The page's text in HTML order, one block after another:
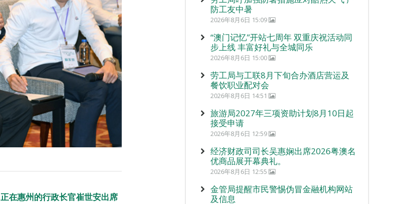
正在惠州的行政长官崔世安出席
防工友中暑
2026年8月6日 15:09
“澳门记忆”开站七周年 双重庆祝活动同
步上线 丰富好礼与全城同乐
2026年8月6日 15:00
劳工局与工联8月下旬合办酒店营运及
餐饮职业配对会
2026年8月6日 14:51
旅游局2027年三项资助计划8月10日起
接受申请
2026年8月6日 12:59
经济财政司司长吴惠娴出席2026粤澳名
优商品展开幕典礼。
2026年8月6日 12:55
金管局提醒市民警惕伪冒金融机构网站
及信息